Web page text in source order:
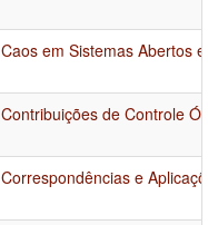
Caos em Sistemas Abertos
Contribuições de Controle
Correspondências e